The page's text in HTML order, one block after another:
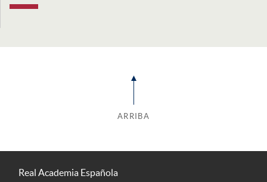
ARRIBA
Real Academia Española